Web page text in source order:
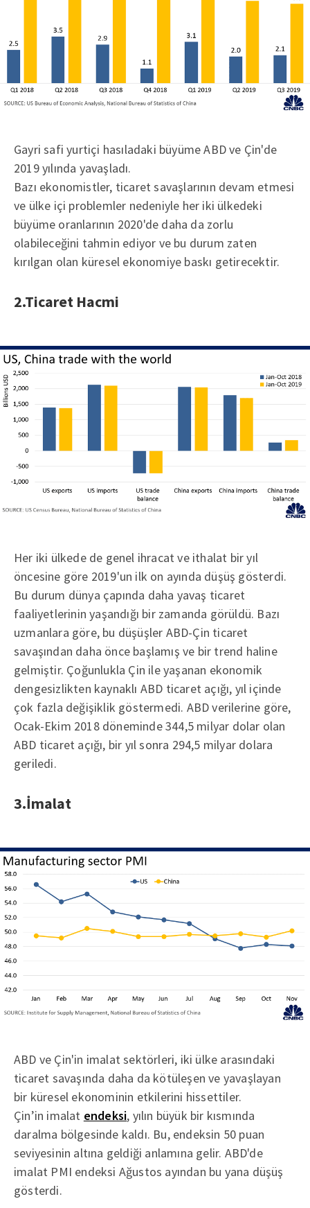
Gayri safi yurtiçi hasıladaki büyüme ABD ve Çin'de
2019 yılında yavaşladı.
Bazı ekonomistler, ticaret savaşlarının devam etmesi
ve ülke içi problemler nedeniyle her iki ülkedeki
büyüme oranlarının 2020'de daha da zorlu
olabileceğini tahmin ediyor ve bu durum zaten
kırılgan olan küresel ekonomiye baskı getirecektir.
2.Ticaret Hacmi
Her iki ülkede de genel ihracat ve ithalat bir yıl
öncesine göre 2019'un ilk on ayında düşüş gösterdi.
Bu durum dünya çapında daha yavaş ticaret
faaliyetlerinin yaşandığı bir zamanda görüldü. Bazı
uzmanlara göre, bu düşüşler ABD-Çin ticaret
savaşından daha önce başlamış ve bir trend haline
gelmiştir. Çoğunlukla Çin ile yaşanan ekonomik
dengesizlikten kaynaklı ABD ticaret açığı, yıl içinde
çok fazla değişiklik göstermedi. ABD verilerine göre,
Ocak-Ekim 2018 döneminde 344,5 milyar dolar olan
ABD ticaret açığı, bir yıl sonra 294,5 milyar dolara
geriledi.
3.İmalat
ABD ve Çin'in imalat sektörleri, iki ülke arasındaki
ticaret savaşında daha da kötüleşen ve yavaşlayan
bir küresel ekonominin etkilerini hissettiler.
Çin’in imalat endeksi, yılın büyük bir kısmında
daralma bölgesinde kaldı. Bu, endeksin 50 puan
seviyesinin altına geldiği anlamına gelir. ABD'de
imalat PMI endeksi Ağustos ayından bu yana düşüş
gösterdi.